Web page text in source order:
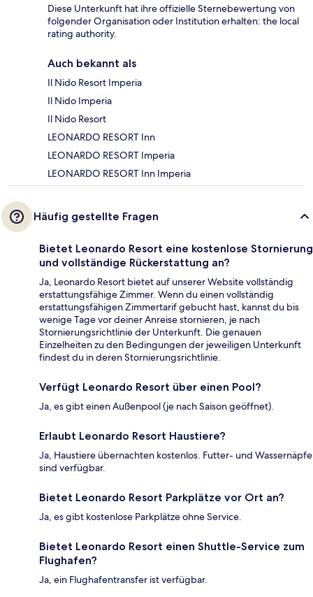
Diese Unterkunft hat ihre offizielle Sternebewertung von
folgender Organisation oder Institution erhalten: the local
rating authority.
Auch bekannt als
Il Nido Resort Imperia
Il Nido Imperia
Il Nido Resort
LEONARDO RESORT Inn
LEONARDO RESORT Imperia
LEONARDO RESORT Inn Imperia
Häufig gestellte Fragen
Bietet Leonardo Resort eine kostenlose Stornierung
und vollständige Rückerstattung an?
Ja, Leonardo Resort bietet auf unserer Website vollständig
erstattungsfähige Zimmer. Wenn du einen vollständig
erstattungsfähigen Zimmertarif gebucht hast, kannst du bis
wenige Tage vor deiner Anreise stornieren, je nach
Stornierungsrichtlinie der Unterkunft. Die genauen
Einzelheiten zu den Bedingungen der jeweiligen Unterkunft
findest du in deren Stornierungsrichtlinie.
Verfügt Leonardo Resort über einen Pool?
Ja, es gibt einen Außenpool (je nach Saison geöffnet).
Erlaubt Leonardo Resort Haustiere?
Ja, Haustiere übernachten kostenlos. Futter- und Wassernäpfe
sind verfügbar.
Bietet Leonardo Resort Parkplätze vor Ort an?
Ja, es gibt kostenlose Parkplätze ohne Service.
Bietet Leonardo Resort einen Shuttle-Service zum
Flughafen?
Ja, ein Flughafentransfer ist verfügbar.